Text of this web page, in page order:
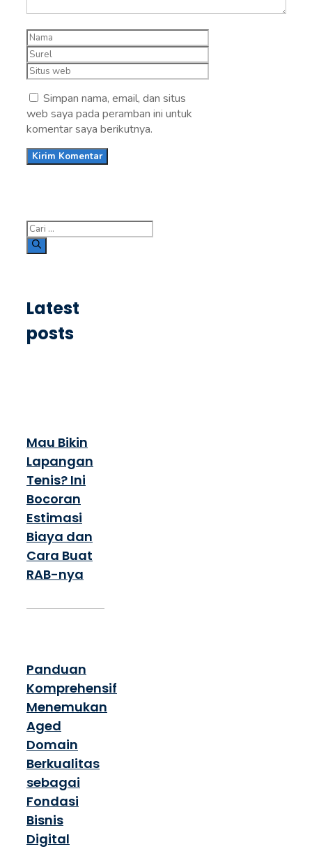
Nama
Surel
Situs
Simpan nama, email, dan situs
web saya pada peramban ini untuk
komentar saya berikutnya.
Cari
untuk:
Latest
posts
Mau Bikin
Lapangan
Tenis? Ini
Bocoran
Estimasi
Biaya dan
Cara Buat
RAB-nya
Panduan
Komprehensif
Menemukan
Aged
Domain
Berkualitas
sebagai
Fondasi
Bisnis
Digital